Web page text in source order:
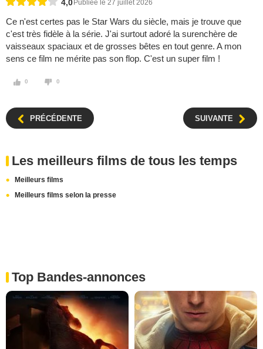
4,0 Publiée le 27 juillet 2026
Ce n'est certes pas le Star Wars du siècle, mais je trouve que
c'est très fidèle à la série. J'ai surtout adoré la surenchère de
vaisseaux spaciaux et de grosses bêtes en tout genre. A mon
sens ce film ne mérite pas son flop. C'est un super film !
0 0
PRÉCÉDENTE SUIVANTE
Les meilleurs films de tous les temps
Meilleurs films
Meilleurs films selon la presse
Top Bandes-annonces